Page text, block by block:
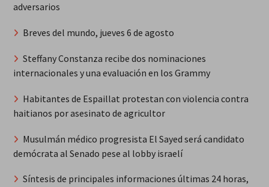
adversarios
Breves del mundo, jueves 6 de agosto
Steffany Constanza recibe dos nominaciones
internacionales y una evaluación en los Grammy
Habitantes de Espaillat protestan con violencia contra
haitianos por asesinato de agricultor
Musulmán médico progresista El Sayed será candidato
demócrata al Senado pese al lobby israelí
Síntesis de principales informaciones últimas 24 horas,